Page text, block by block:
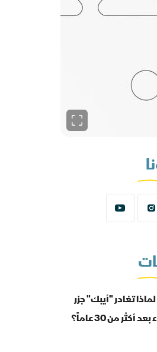
لماذا تغادر "أيبك" جزر
أكثر من 30 عاماً؟